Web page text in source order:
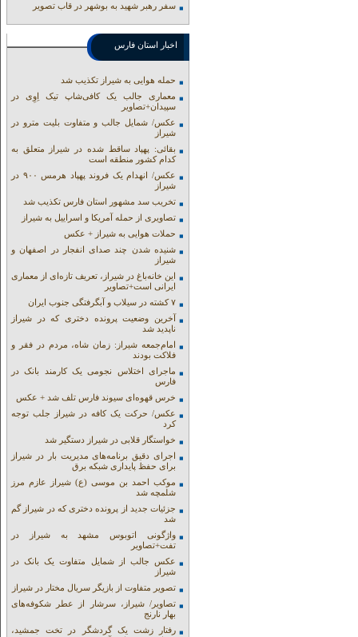
سفر رهبر شهید به بوشهر در قاب تصویر
اخبار استان فارس
حمله هوایی به شیراز تکذیب شد
معماری جالب یک کافی‌شاپ تیک اِوِی در
سپیدان+تصاویر
عکس/ شمایل جالب و متفاوت بلیت مترو در
شیراز
بقائی: پهپاد ساقط شده در شیراز متعلق به
کدام کشور منطقه است
عکس/ انهدام یک فروند پهپاد هرمس ۹۰۰ در
شیراز
تخریب سد مشهور استان فارس تکذیب شد
تصاویری از حمله آمریکا و اسراییل به شیراز
حملات هوایی به شیراز + عکس
شنیده شدن چند صدای انفجار در اصفهان و
شیراز
این خانه‌باغ در شیراز، تعریف تازه‌ای از معماری
ایرانی است+تصاویر
۷ کشته در سیلاب و آبگرفتگی جنوب ایران
آخرین وضعیت پرونده دختری که در شیراز
ناپدید شد
امام‌جمعه شیراز: زمان شاه، مردم در فقر و
فلاکت بودند
ماجرای اختلاس نجومی یک کارمند بانک در
فارس
خرس قهوه‌ای سیوند فارس تلف شد + عکس
عکس/ حرکت یک کافه در شیراز جلب توجه
کرد
خواستگار قلابی در شیراز دستگیر شد
اجرای دقیق برنامه‌های مدیریت بار در شیراز
برای حفظ پایداری شبکه برق
موکب احمد بن موسی (ع) شیراز عازم مرز
شلمچه شد
جزئیات جدید از پرونده دختری که در شیراز گم
شد
واژگونی اتوبوس مشهد به شیراز در
تفت+تصاویر
عکس جالب از شمایل متفاوت یک بانک در
شیراز
تصویر متفاوت از بازیگر سریال مختار در شیراز
تصاویر/ شیراز، سرشار از عطر شکوفه‌های
بهار نارنج
رفتار زشت یک گردشگر در تخت جمشید،